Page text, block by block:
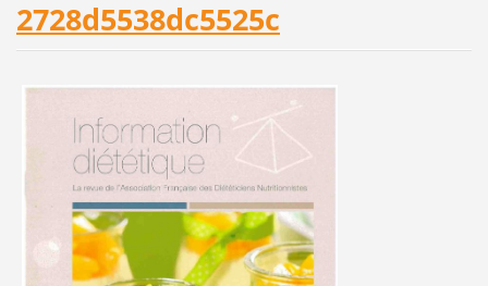
2728d5538dc5525c